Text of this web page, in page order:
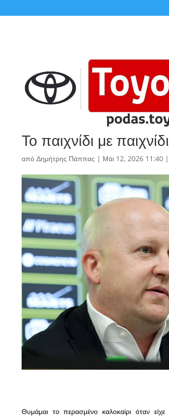
Το παιχνίδι με
από Δημήτρης Πάππας | Μάι 12, 2026 11:40|
Θυμάμαι το περασμένο καλοκαίρι όταν